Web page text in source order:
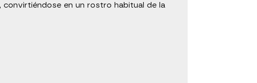
en un rostro habitual de la